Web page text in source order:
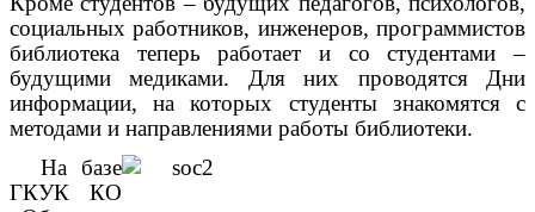
социальных работников, инженеров, программистов
библиотека теперь работает и со студентами –
будущими медиками. Для них проводятся Дни
информации, на которых студенты знакомятся с
методами и направлениями работы библиотеки.
На базе
ГКУК КО